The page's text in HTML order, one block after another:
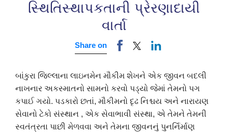
સ્થિતિસ્થાપકતાની પ્રેરણાદાયી
વાર્તા
Share on
બાંકુરા જિલ્લાના લાઇનમેન મૌકીમ શેખને એક જીવન બદલી
નાખનાર અકસ્માતનો સામનો કરવો પડ્યો જેમાં તેમનો પગ
કપાઈ ગયો. પડકારો છતાં, મૌકીમનો દૃઢ નિશ્ચય અને નારાયણ
સેવાનો ટેકો સંસ્થાન , એક સેવાભાવી સંસ્થા, એ તેમને તેમની
સ્વતંત્રતા પાછી મેળવવા અને તેમના જીવનનું પુનર્નિર્માણ